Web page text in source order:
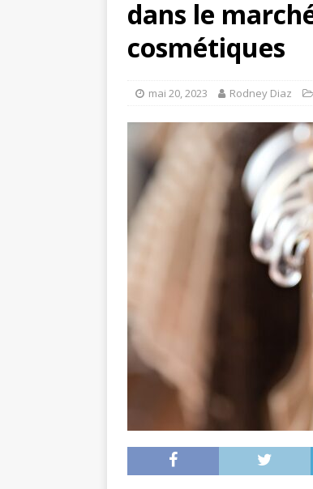
dans le
cosmétiques
mai 20, 2023 Rodney Diaz